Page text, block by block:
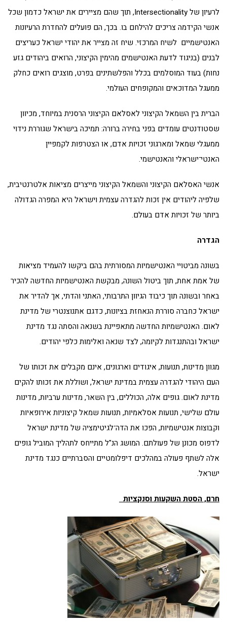
לרעיון של Intersectionality, תוך שהם מציירים את ישראל כדמון שכל
אנשי הקידמה צריכים להילחם בו. בכך, הם פועלים להחדרת הרעיונות
האנטישמיים לשיח המרכזי. שיח זה מצייר את יהודי ישראל כעריצים
לבנים (בניגוד לדעת האנטישמים מהימין הקיצוני, הרואים ביהודים גזע
נחות) בעוד המוסלמים בכלל והפלשתינים בפרט, מוצגים רואים כחלק
ממעגל המדוכאים והמקופחים העולמי.
הברית בין השמאל הקיצוני לאסלאם הקיצוני הרסנית במיוחד, מכיוון
שסטודנטים עומדים בפני בחירה ברורה: תמיכה בישראל שגוררת נידוי
ממעגלי שמאל ומארגוני זכויות אדם, או הצטרפות לקמפיין
האנטי־ישראלי והאנטישמי.
אנשי האסלאם הקיצוני והשמאל הקיצוני מייצרים מציאות אלטרנטיבית,
שלפיה ליהודים אין זכות להגדרה עצמית וישראל היא המפרה הגדולה
ביותר של זכויות אדם בעולם.
הגדרה
בשונה מביטויי האנטישמיות המסורתית בהם ביקשו להעמיד מציאות
של אמת אחת, תוך ביטול השונה, מבקשת האנטישמיות החדשה להכיר
באחר ובשונה תוך כיבוד הגיוון התרבותי, האתני והדתי, אך להדיר את
ישראל כחברה סוררת הנאחזת בציונות, כדגם אתנוצנטרי של מדינת
לאום. האנטישמיות החדשה מתאפיינת בשנאה והסתה נגד מדינת
ישראל ובהתנגדות לקיומה, לצד שנאה ואלימות כלפי יהודים.
מגוון מדינות, תנועות, איגודים וארגונים, אינם מקבלים את זכותו של
העם היהודי להגדרה עצמית במדינת ישראל, ושוללת את זכותו להקים
מדינת לאום. גופים אלה, הכוללים, בין השאר, מדינות ערביות, מדינות
עולם שלישי, תנועות אסלאמיות, תנועות שמאל קיצוניות אירופאיות
וקבוצות אנטישמיות, הפכו את הדה־לגיטימציה של מדינת ישראל
לדפוס מכונן של פעולתם. המושג הנ"ל מתייחס לתהליך המוביל גופים
אלה לשתף פעולה במהלכים דיפלומטיים והסברתיים כנגד מדינת
ישראל.
חרם, הסטת השקעות וסנקציות